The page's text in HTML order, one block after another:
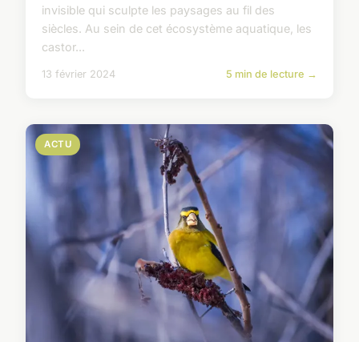
invisible qui sculpte les paysages au fil des
siècles. Au sein de cet écosystème aquatique, les
castor...
13 février 2024 5 min de lecture →
ACTU